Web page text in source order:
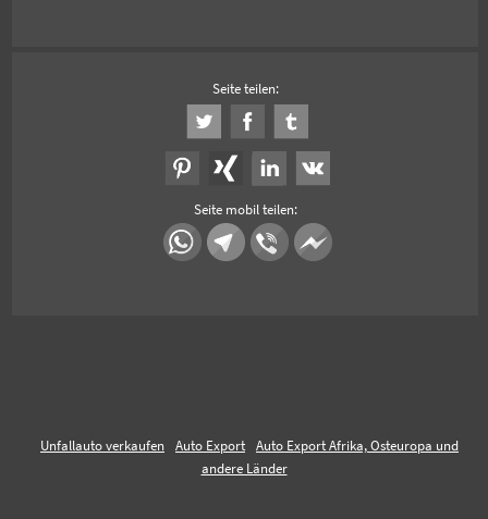
Seite teilen:
Seite mobil teilen:
Unfallauto verkaufen Auto Export
Auto Export Afrika, Osteuropa und
andere Länder